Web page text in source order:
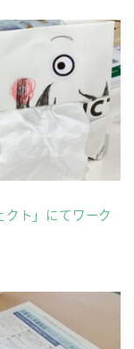
クト」にてワーク